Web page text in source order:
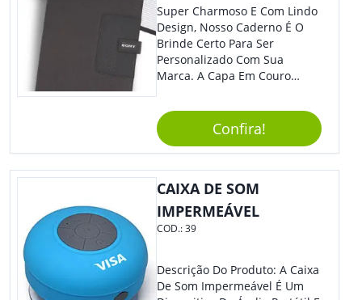
Super Charmoso E Com Lindo
Design, Nosso Caderno É O
Brinde Certo Para Ser
Personalizado Com Sua
Marca. A Capa Em Couro
Elástico Permite Maior
Segurança Ao Carregá-Lo.
Ofereça A Seus Clientes E
Colaboradores, Sem Dúvidas
Eles Irão Adorar.
Confira!
CAIXA DE SOM
IMPERMEÁVEL
COD.:39
Descrição Do Produto: A Caixa
De Som Impermeável É Um